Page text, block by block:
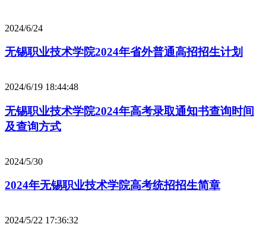
2024/6/24
无锡职业技术学院2024年省外普通高招招生计划
2024/6/19 18:44:48
无锡职业技术学院2024年高考录取通知书查询时间
及查询方式
2024/5/30
2024年无锡职业技术学院高考统招招生简章
2024/5/22 17:36:32